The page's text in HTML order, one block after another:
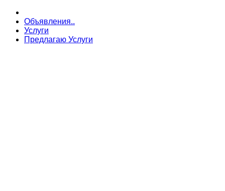
Объявления..
Услуги
Предлагаю Услуги